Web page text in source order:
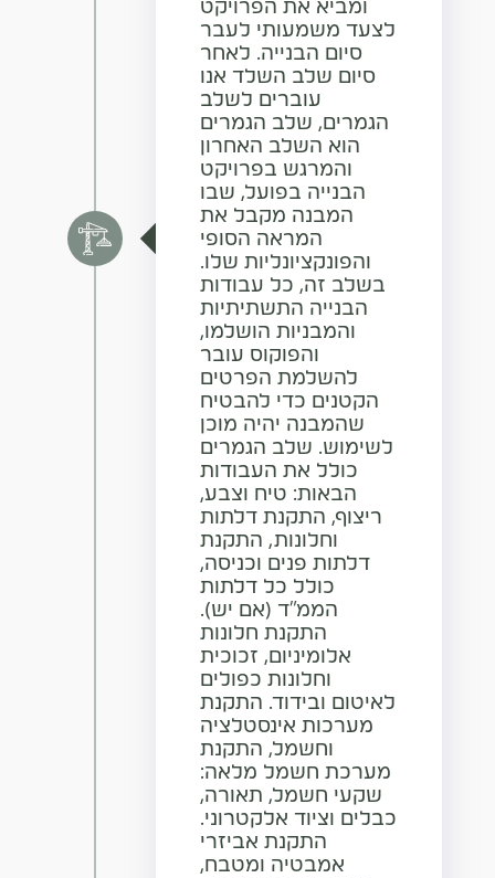
ומביא את הפרויקט
לצעד משמעותי לעבר
סיום הבנייה. לאחר
סיום שלב השלד אנו
עוברים לשלב
הגמרים, שלב הגמרים
הוא השלב האחרון
והמרגש בפרויקט
הבנייה בפועל, שבו
המבנה מקבל את
המראה הסופי
והפונקציונליות שלו.
בשלב זה, כל עבודות
הבנייה התשתיתיות
והמבניות הושלמו,
והפוקוס עובר
להשלמת הפרטים
הקטנים כדי להבטיח
שהמבנה יהיה מוכן
לשימוש. שלב הגמרים
כולל את העבודות
הבאות: טיח וצבע,
ריצוף, התקנת דלתות
וחלונות, התקנת
דלתות פנים וכניסה,
כולל כל דלתות
הממ"ד (אם יש).
התקנת חלונות
אלומיניום, זכוכית
וחלונות כפולים
לאיטום ובידוד. התקנת
מערכות אינסטלציה
וחשמל, התקנת
מערכת חשמל מלאה:
שקעי חשמל, תאורה,
כבלים וציוד אלקטרוני.
התקנת אביזרי
אמבטיה ומטבח,